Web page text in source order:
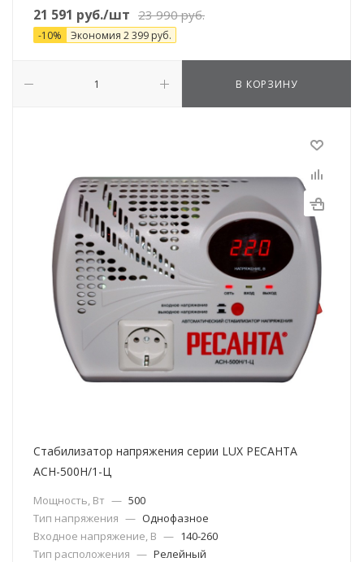
21 591 руб./шт 23 990руб.
-10% Экономия 2 399 руб.
В КОРЗИНУ
Стабилизатор напряжения серии LUX РЕСАНТА
АСН-500Н/1-Ц
Мощность, Вт — 500
Тип напряжения — Однофазное
Входное напряжение, В — 140-260
Тип расположения — Релейный